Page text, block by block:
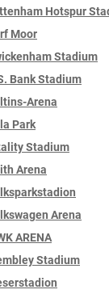
Hotspur
Moor
Stadium
Bank Stadium
Arena
Park
Stadium
Arena
Arena
ARENA
Stadium